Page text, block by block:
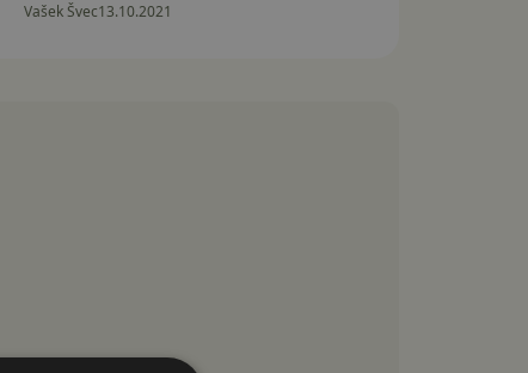
Vašek Švec13.10.2021